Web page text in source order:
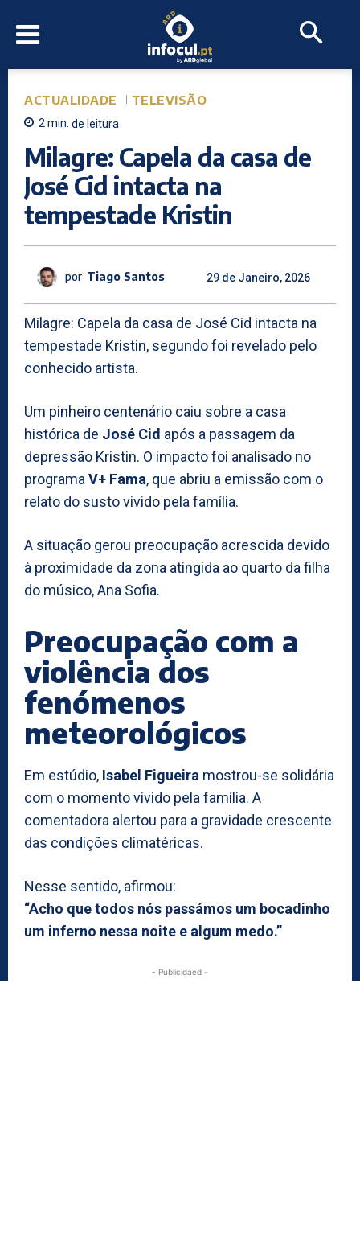
ACTUALIDADE TELEVISÃO
2min. de leitura
Milagre: Capela da casa de
José Cid intacta na
tempestade Kristin
por Tiago Santos 29 de Janeiro, 2026
Milagre: Capela da casa de José Cid intacta na
tempestade Kristin, segundo foi revelado pelo
conhecido artista.
Um pinheiro centenário caiu sobre a casa
histórica de José Cid após a passagem da
depressão Kristin. O impacto foi analisado no
programa V+ Fama, que abriu a emissão com o
relato do susto vivido pela família.
A situação gerou preocupação acrescida devido
à proximidade da zona atingida ao quarto da filha
do músico, Ana Sofia.
Preocupação com a
violência dos
fenómenos
meteorológicos
Em estúdio, Isabel Figueira mostrou-se solidária
com o momento vivido pela família. A
comentadora alertou para a gravidade crescente
das condições climatéricas.
Nesse sentido, afirmou:
“Acho que todos nós passámos um bocadinho
um inferno nessa noite e algum medo.”
- Publicidaed -